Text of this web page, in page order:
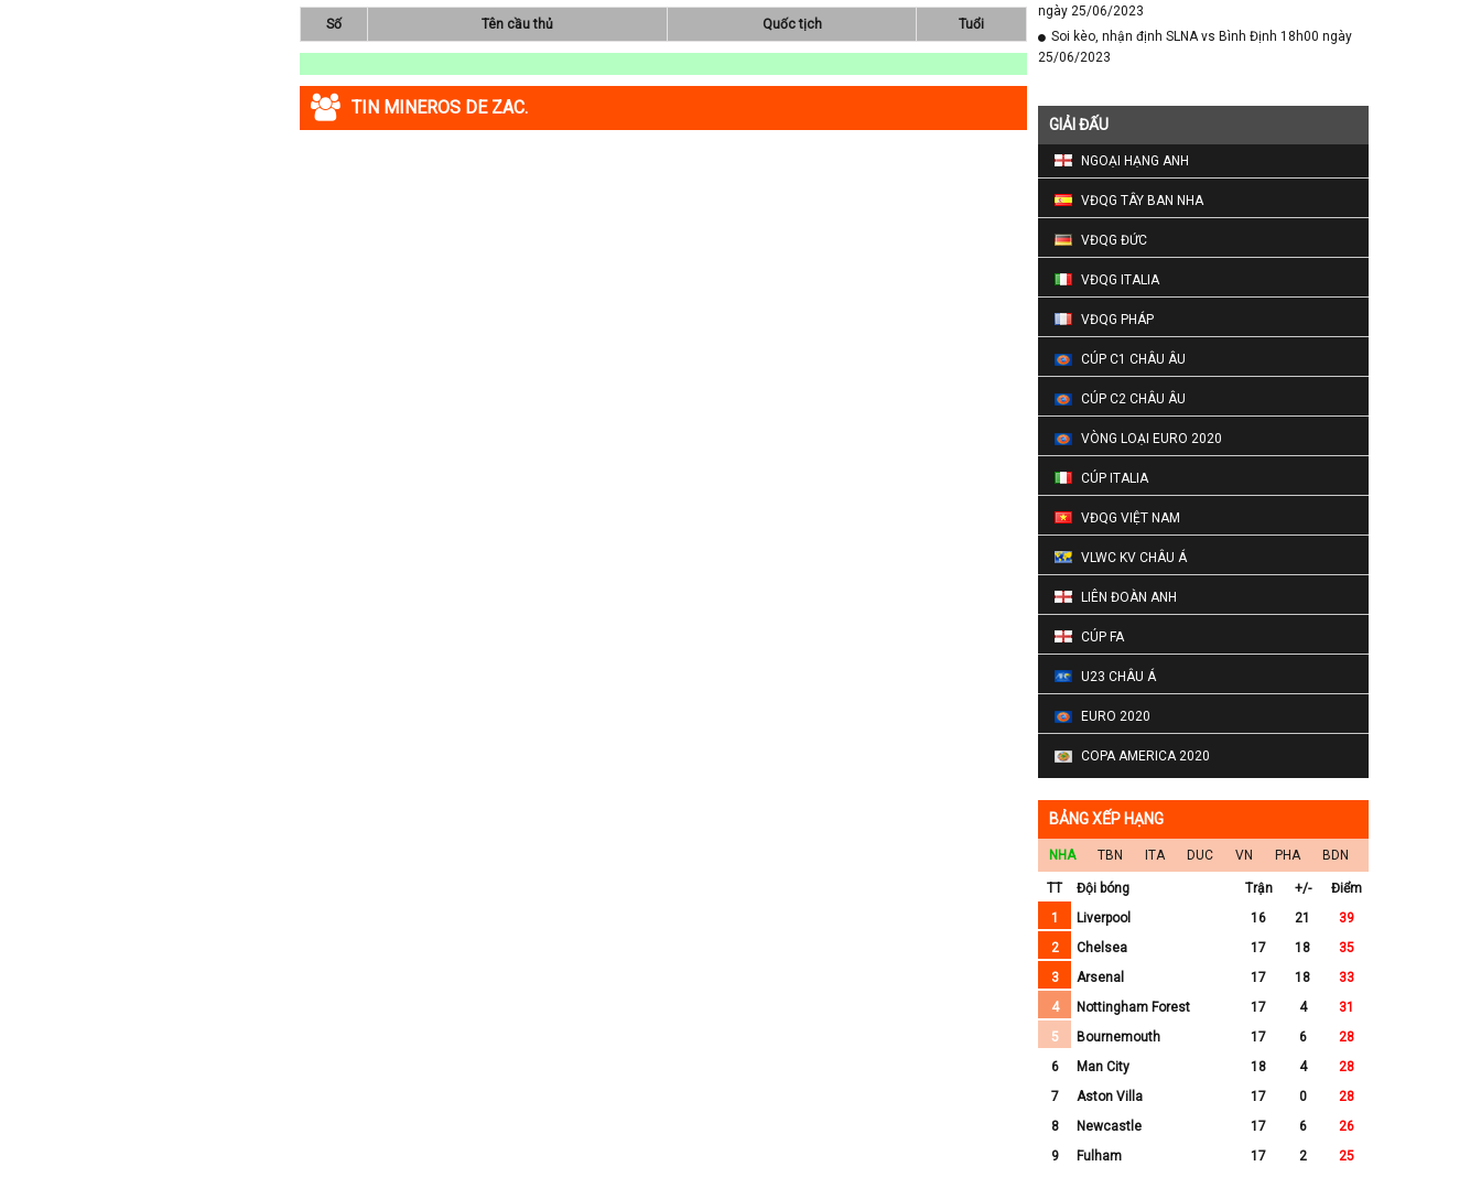
Số Tên cầu thủ Quốc tịch Tuổi
TIN MINEROS DE ZAC.
ngày 25/06/2023
Soi kèo, nhận định SLNA vs Bình Định 18h00 ngày
25/06/2023
GIẢI ĐẤU
NGOẠI HẠNG ANH
VĐQG TÂY BAN NHA
VĐQG ĐỨC
VĐQG ITALIA
VĐQG PHÁP
CÚP C1 CHÂU ÂU
CÚP C2 CHÂU ÂU
VÒNG LOẠI EURO 2020
CÚP ITALIA
VĐQG VIỆT NAM
VLWC KV CHÂU Á
LIÊN ĐOÀN ANH
CÚP FA
U23 CHÂU Á
EURO 2020
COPA AMERICA 2020
BẢNG XẾP HẠNG
NHA TBN ITA DUC VN PHA BDN
TT Đội bóng Trận +/-
Điểm
1
Liverpool 16 21
39
2
Chelsea 17 18
35
3
Arsenal 17 18
33
4
Nottingham Forest 17 4
31
5
Bournemouth 17 6
28
6
Man City 18 4
28
7
Aston Villa 17 0
28
8
Newcastle 17 6
26
9
Fulham 17 2
25